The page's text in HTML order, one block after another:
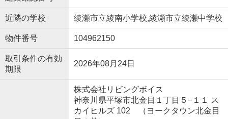
近隣の学校 綾瀬市立綾南小学校,綾瀬市立綾瀬中学校
物件番号 104962150
取引条件の有効
期限
2026年08月24日
株式会社リビングボイス
神奈川県平塚市北金目１丁目５−１１ ス
カイヒルズ 102 （ヨークタウン北金目